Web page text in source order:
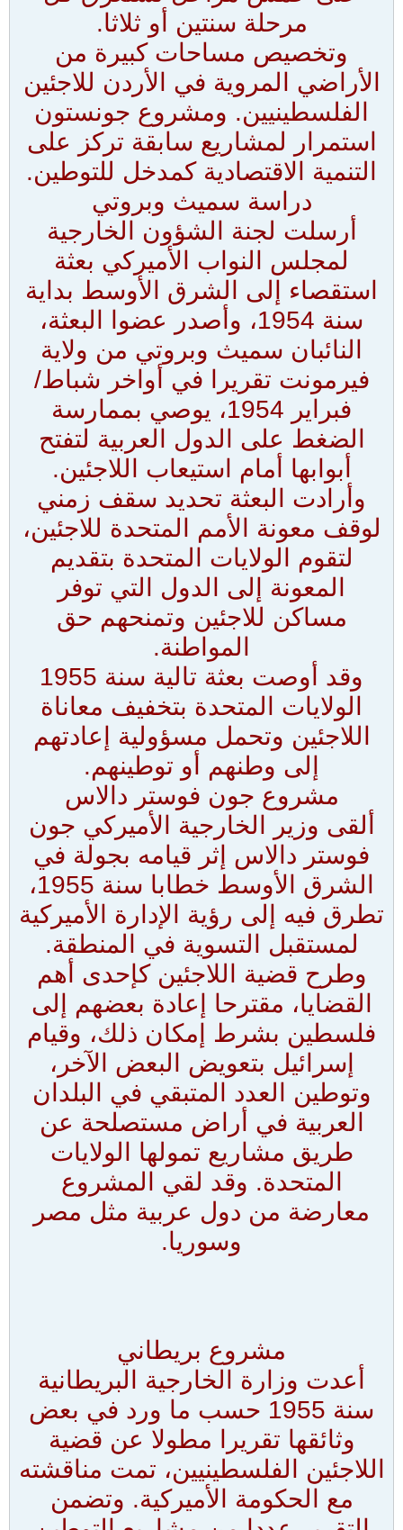
مرحلة سنتين أو ثلاثا.
وتخصيص مساحات كبيرة من
الأراضي المروية في الأردن للاجئين
الفلسطينيين. ومشروع جونستون
استمرار لمشاريع سابقة تركز على
التنمية الاقتصادية كمدخل للتوطين.
دراسة سميث وبروتي
أرسلت لجنة الشؤون الخارجية
لمجلس النواب الأميركي بعثة
استقصاء إلى الشرق الأوسط بداية
سنة 1954، وأصدر عضوا البعثة،
النائبان سميث وبروتي من ولاية
فيرمونت تقريرا في أواخر شباط/
فبراير 1954، يوصي بممارسة
الضغط على الدول العربية لتفتح
أبوابها أمام استيعاب اللاجئين.
وأرادت البعثة تحديد سقف زمني
لوقف معونة الأمم المتحدة للاجئين،
لتقوم الولايات المتحدة بتقديم
المعونة إلى الدول التي توفر
مساكن للاجئين وتمنحهم حق
المواطنة.
وقد أوصت بعثة تالية سنة 1955
الولايات المتحدة بتخفيف معاناة
اللاجئين وتحمل مسؤولية إعادتهم
إلى وطنهم أو توطينهم.
مشروع جون فوستر دالاس
ألقى وزير الخارجية الأميركي جون
فوستر دالاس إثر قيامه بجولة في
الشرق الأوسط خطابا سنة 1955،
تطرق فيه إلى رؤية الإدارة الأميركية
لمستقبل التسوية في المنطقة.
وطرح قضية اللاجئين كإحدى أهم
القضايا، مقترحا إعادة بعضهم إلى
فلسطين بشرط إمكان ذلك، وقيام
إسرائيل بتعويض البعض الآخر،
وتوطين العدد المتبقي في البلدان
العربية في أراض مستصلحة عن
طريق مشاريع تمولها الولايات
المتحدة. وقد لقي المشروع
معارضة من دول عربية مثل مصر
وسوريا.
مشروع بريطاني
أعدت وزارة الخارجية البريطانية
سنة 1955 حسب ما ورد في بعض
وثائقها تقريرا مطولا عن قضية
اللاجئين الفلسطينيين، تمت مناقشته
مع الحكومة الأميركية. وتضمن